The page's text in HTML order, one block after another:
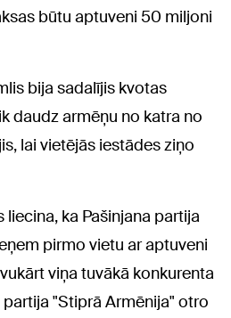
būtu aptuveni 50 miljoni
bija sadalījis kvotas
daudz armēņu no katra no
lai vietējās iestādes ziņo
ka Pašinjana partija
pirmo vietu ar aptuveni
viņa tuvākā konkurenta
"Stiprā Armēnija" otro